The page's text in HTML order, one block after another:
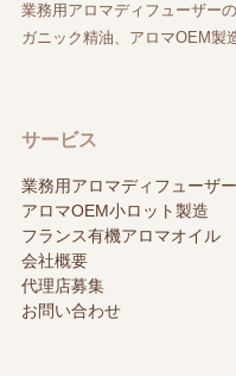
業務用アロマディフューザー
ガニック精油、アロマOEM製
サービス
業務用アロマディフューザ
アロマOEM小ロット製造
フランス有機アロマオイル
会社概要
代理店募集
お問い合わせ